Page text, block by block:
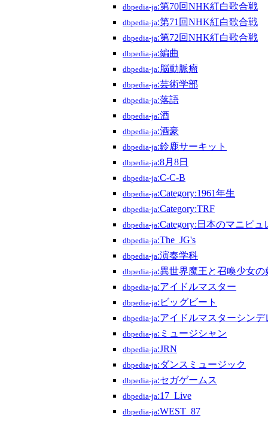
dbpedia-ja:第70回NHK紅白歌合戦
dbpedia-ja:第71回NHK紅白歌合戦
dbpedia-ja:第72回NHK紅白歌合戦
dbpedia-ja:編曲
dbpedia-ja:脳動脈瘤
dbpedia-ja:芸術学部
dbpedia-ja:落語
dbpedia-ja:酒
dbpedia-ja:酒豪
dbpedia-ja:鈴鹿サーキット
dbpedia-ja:8月8日
dbpedia-ja:C-C-B
dbpedia-ja:Category:1961年生
dbpedia-ja:Category:TRF
dbpedia-ja:Category:日本のマニピュ
dbpedia-ja:The_JG's
dbpedia-ja:演奏学科
dbpedia-ja:異世界魔王と召喚少女
dbpedia-ja:アイドルマスター
dbpedia-ja:ビッグビート
dbpedia-ja:アイドルマスターシン
dbpedia-ja:ミュージシャン
dbpedia-ja:JRN
dbpedia-ja:ダンスミュージック
dbpedia-ja:セガゲームス
dbpedia-ja:17_Live
dbpedia-ja:WEST_87